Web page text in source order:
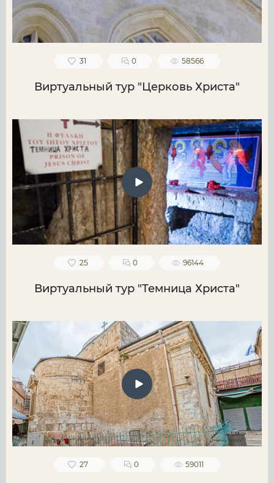
31 0 58566
Виртуальный тур "Церковь Христа"
25 0 96144
Виртуальный тур "Темница Христа"
27 0 59011